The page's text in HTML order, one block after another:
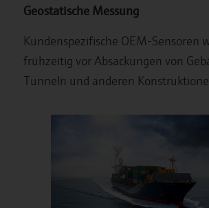
Geostatische Messung
Kundenspezifische OEM-Sensoren
frühzeitig vor Absackungen von
Tunneln und anderen